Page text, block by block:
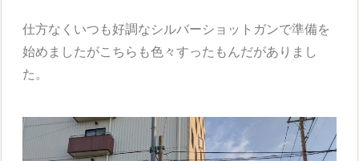
仕方なくいつも好調なシルバーショットガンで準備を
始めましたがこちらも色々すったもんだがありまし
た。